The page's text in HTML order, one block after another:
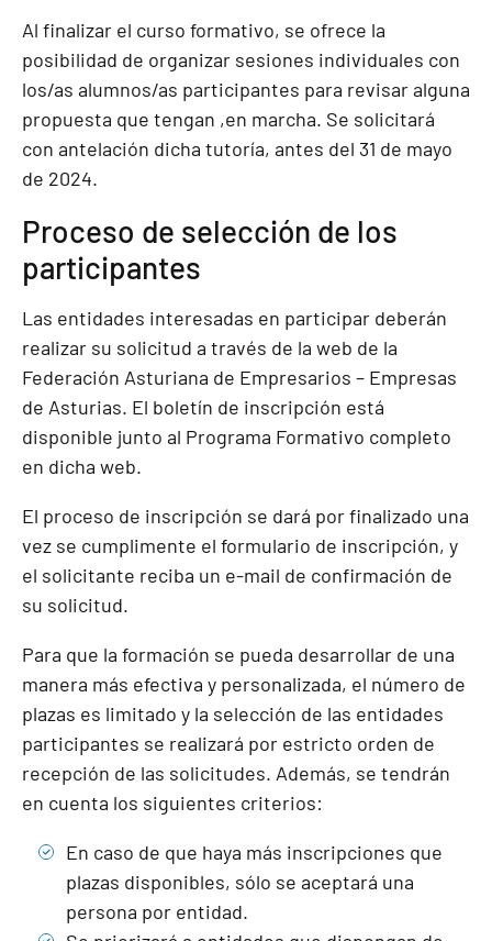
Al finalizar el curso formativo, se ofrece la
posibilidad de organizar sesiones individuales con
los/as alumnos/as participantes para revisar alguna
propuesta que tengan ,en marcha. Se solicitará
con antelación dicha tutoría, antes del 31 de mayo
de 2024.
Proceso de selección de los
participantes
Las entidades interesadas en participar deberán
realizar su solicitud a través de la web de la
Federación Asturiana de Empresarios – Empresas
de Asturias. El boletín de inscripción está
disponible junto al Programa Formativo completo
en dicha web.
El proceso de inscripción se dará por finalizado una
vez se cumplimente el formulario de inscripción, y
el solicitante reciba un e-mail de confirmación de
su solicitud.
Para que la formación se pueda desarrollar de una
manera más efectiva y personalizada, el número de
plazas es limitado y la selección de las entidades
participantes se realizará por estricto orden de
recepción de las solicitudes. Además, se tendrán
en cuenta los siguientes criterios:
En caso de que haya más inscripciones que
plazas disponibles, sólo se aceptará una
persona por entidad.